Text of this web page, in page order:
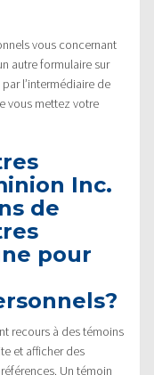
vous concernant
autre formulaire sur
l’intermédiaire de
vous mettez votre
Inc.
de
pour
recours à des témoins
et afficher des
Un témoin